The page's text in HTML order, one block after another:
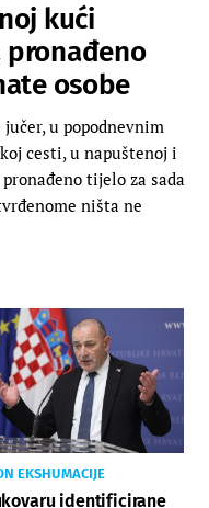
kući
pronađeno
osobe
u popodnevnim
cesti, u napuštenoj i
tijelo za sada
ništa ne
EKSHUMACIJE
identificirane